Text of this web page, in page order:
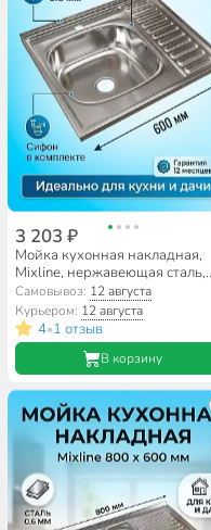
3 203 ₽
Мойка кухонная накладная,
Mixline, нержавеющая сталь,
600х600 мм, левая, 0.8 мм, с
сифоном
Самовывоз: 12 августа
Курьером: 12 августа
4•1 отзыв
В корзину